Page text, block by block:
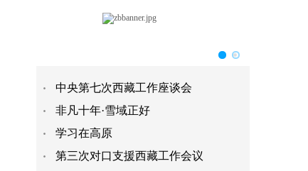
中央第七次西藏工作座谈会
非凡十年·雪域正好
学习在高原
第三次对口支援西藏工作会议